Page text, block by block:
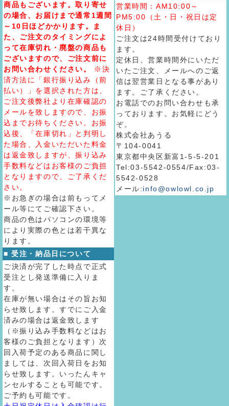
商品もございます。取り寄せ
の場合、お届けまで通常1週間
～10日ほどかかります。ま
た、ご注文のタイミングによ
って在庫切れ・廃盤の商品も
ございますので、ご注文前に
お問い合わせください。
※決
済方法に「銀行振り込み（前
払い）」を選択された方は、
ご注文後弊社より在庫確認の
メールを致しますので、お振
込までお待ちください。お振
込後、「在庫切れ」と判明し
た場合、入金いただいた料金
は返金致しますが、振り込み
手数料などはお客様のご負担
となりますので、ご了承くだ
さい。
※お急ぎの場合は前もってメ
ール等にてご確認下さい。
商品の色はパソコンの環境等
により実際の色とは若干異な
ります。
■ 受注・納品日について
ご決済が完了した時点で正式
受注とし発送準備に入りま
す。
在庫が無い場合はその旨お知
らせ致します。すでにご入金
済みの場合は返金致します
（※振り込み手数料などはお
客様のご負担となります）次
回入荷予定のある商品に関し
ましては、次回入荷日をお知
らせ致します。いったんキャ
ンセルすることも可能です。
ご予約も可能です。
営業時間：AM10:00～
PM5:00（土・日・祝日は定
休日）
ご注文は24時間受付けており
ます。
定休日、営業時間外にいただ
いたご注文、メールへのご返
信は翌営業日となる事があり
ます。ご了承ください。
お電話でのお問い合わせも承
っております。お気軽にどう
ぞ。
株式会社あうる
〒104-0041
東京都中央区新富1-5-5-201
Tel:03-5542-0554/Fax:03-
5542-0528
メール:info@owlowl.co.jp